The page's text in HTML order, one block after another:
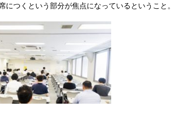
につくという部分が焦点になっているということ。